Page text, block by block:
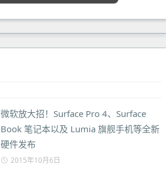
微软放大招！Surface Pro 4、Surface
Book 笔记本以及 Lumia 旗舰手机等全新
硬件发布
2015年10月6日